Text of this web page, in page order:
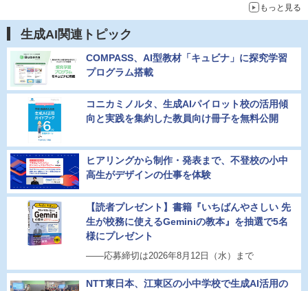
もっと見る
生成AI関連トピック
COMPASS、AI型教材「キュビナ」に探究学習
プログラム搭載
コニカミノルタ、生成AIパイロット校の活用傾
向と実践を集約した教員向け冊子を無料公開
ヒアリングから制作・発表まで、不登校の小中
高生がデザインの仕事を体験
【読者プレゼント】書籍『いちばんやさしい 先
生が校務に使えるGeminiの教本』を抽選で5名
様にプレゼント
――応募締切は2026年8月12日（水）まで
NTT東日本、江東区の小中学校で生成AI活用の